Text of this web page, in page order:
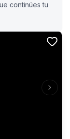
continúes tu
Next